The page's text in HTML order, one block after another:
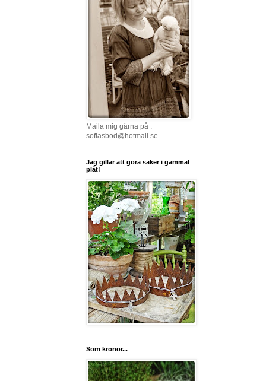
Maila mig gärna på :
sofiasbod@hotmail.se
Jag gillar att göra saker i gammal
plåt!
Som kronor...